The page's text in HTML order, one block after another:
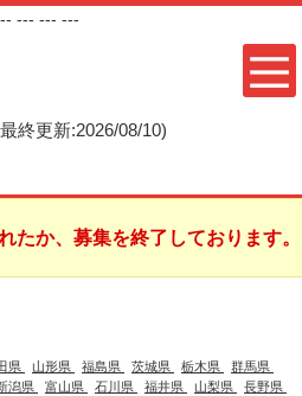
--- --- ---
終更新:2026/08/10)
たか、募集を終了しております。
県 山形県 福島県 茨城県 栃木県
群馬県
潟県 富山県 石川県 福井県 山梨県
長野県